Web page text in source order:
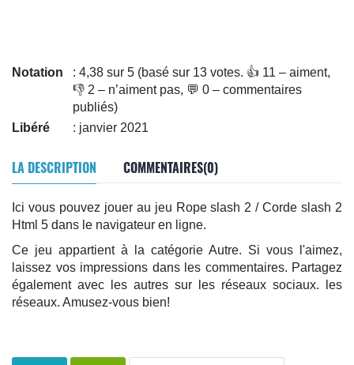
Notation
: 4,38 sur 5 (basé sur 13 votes. 👍 11 – aiment,
👎 2 – n’aiment pas, 💬 0 – commentaires
publiés)
Libéré
: janvier 2021
LA DESCRIPTION COMMENTAIRES(0)
Ici vous pouvez jouer au jeu Rope slash 2 / Corde slash 2
Html 5 dans le navigateur en ligne.
Ce jeu appartient à la catégorie Autre. Si vous l'aimez,
laissez vos impressions dans les commentaires. Partagez
également avec les autres sur les réseaux sociaux. les
réseaux. Amusez-vous bien!